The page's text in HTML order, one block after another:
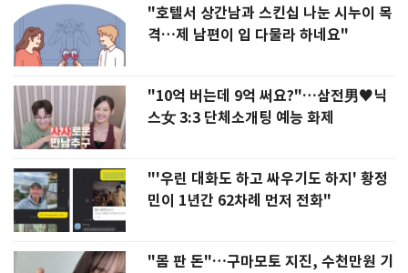
"호텔서 상간남과 스킨십 나눈 시누이 목
격…제 남편이 입 다물라 하네요"
"10억 버는데 9억 써요?"…삼전男♥닉
스女 3:3 단체소개팅 예능 화제
"'우린 대화도 하고 싸우기도 하지' 황정
민이 1년간 62차례 먼저 전화"
"몸 판 돈"…구마모토 지진, 수천만원 기